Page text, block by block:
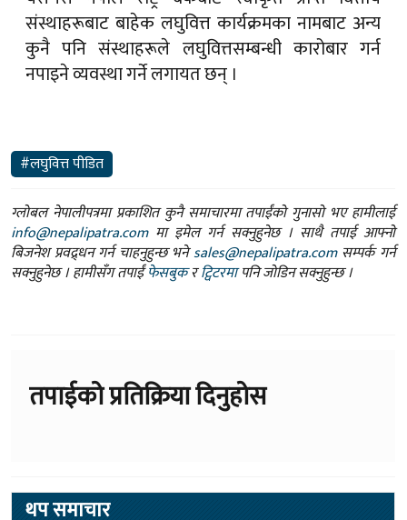
संस्थाहरूबाट बाहेक लघुवित्त कार्यक्रमका नामबाट अन्य
कुनै पनि संस्थाहरूले लघुवित्तसम्बन्धी कारोबार गर्न
नपाइने व्यवस्था गर्ने लगायत छन् ।
#लघुवित्त पीडित
ग्लोबल नेपालीपत्रमा प्रकाशित कुनै समाचारमा तपाईंको गुनासो भए हामीलाई
info@nepalipatra.comमा इमेल गर्न सक्नुहुनेछ । साथै तपाई आफ्नो
बिजनेश प्रवद्र्धन गर्न चाहनुहुन्छ भनेsales@nepalipatra.comसम्पर्क गर्न
सक्नुहुनेछ । हामीसँग तपाईंफेसबुकरट्विटरमापनि जोडिन सक्नुहुन्छ ।
तपाईको प्रतिक्रिया दिनुहोस
थप समाचार